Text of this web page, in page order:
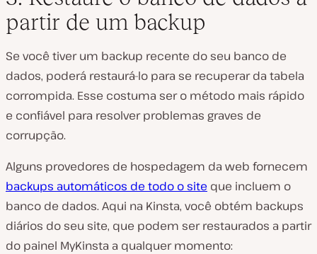
partir de um backup
Se você tiver um backup recente do seu banco de
dados, poderá restaurá-lo para se recuperar da tabela
corrompida. Esse costuma ser o método mais rápido
e confiável para resolver problemas graves de
corrupção.
Alguns provedores de hospedagem da web fornecem
backups automáticos de todo o site que incluem o
banco de dados. Aqui na Kinsta, você obtém backups
diários do seu site, que podem ser restaurados a partir
do painel MyKinsta a qualquer momento: